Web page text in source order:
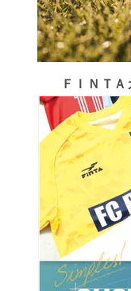
ＦＩＮＴ